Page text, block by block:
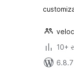
10+
6.8.7